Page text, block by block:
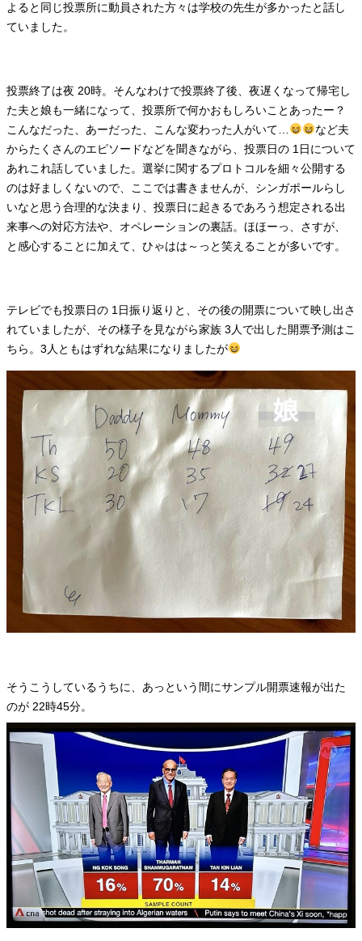
よると同じ投票所に動員された方々は学校の先生が多かったと話し
ていました。
投票終了は夜 20時。そんなわけで投票終了後、夜遅くなって帰宅し
た夫と娘も一緒になって、投票所で何かおもしろいことあったー？
こんなだった、あーだった、こんな変わった人がいて…
など夫
からたくさんのエピソードなどを聞きながら、投票日の 1日について
あれこれ話していました。選挙に関するプロトコルを細々公開する
のは好ましくないので、ここでは書きませんが、シンガポールらし
いなと思う合理的な決まり、投票日に起きるであろう想定される出
来事への対応方法や、オペレーションの裏話。ほほーっ、さすが、
と感心することに加えて、ひゃはは～っと笑えることが多いです。
テレビでも投票日の 1日振り返りと、その後の開票について映し出さ
れていましたが、その様子を見ながら家族 3人で出した開票予測はこ
ちら。3人ともはずれな結果になりましたが
そうこうしているうちに、あっという間にサンプル開票速報が出た
のが 22時45分。